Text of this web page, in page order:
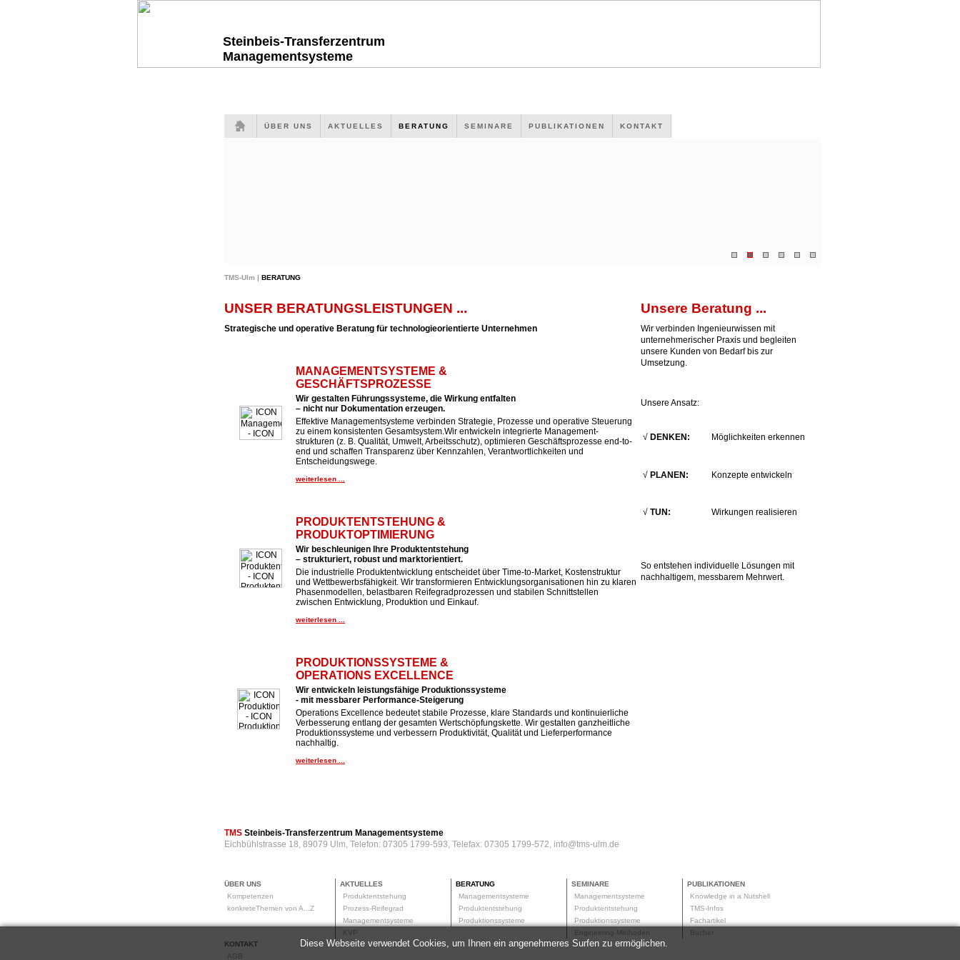
Steinbeis-Transferzentrum
Managementsysteme
ÜBER UNS AKTUELLES BERATUNG SEMINARE PUBLIKATIONEN KONTAKT
TMS-Ulm | BERATUNG
UNSER BERATUNGSLEISTUNGEN ...
Strategische und operative Beratung für technologieorientierte Unternehmen
MANAGEMENTSYSTEME &
GESCHÄFTSPROZESSE
Wir gestalten Führungssysteme, die Wirkung entfalten
– nicht nur Dokumentation erzeugen.
Effektive Managementsysteme verbinden Strategie, Prozesse und operative Steuerung
zu einem konsistenten Gesamtsystem.Wir entwickeln integrierte Management-
strukturen (z. B. Qualität, Umwelt, Arbeitsschutz), optimieren Geschäftsprozesse end-to-
end und schaffen Transparenz über Kennzahlen, Verantwortlichkeiten und
Entscheidungswege.
weiterlesen ...
PRODUKTENTSTEHUNG &
PRODUKTOPTIMIERUNG
Wir beschleunigen Ihre Produktentstehung
– strukturiert, robust und marktorientiert.
Die industrielle Produktentwicklung entscheidet über Time-to-Market, Kostenstruktur
und Wettbewerbsfähigkeit. Wir transformieren Entwicklungsorganisationen hin zu klaren
Phasenmodellen, belastbaren Reifegradprozessen und stabilen Schnittstellen
zwischen Entwicklung, Produktion und Einkauf.
weiterlesen ...
PRODUKTIONSSYSTEME &
OPERATIONS EXCELLENCE
Wir entwickeln leistungsfähige Produktionssysteme
- mit messbarer Performance-Steigerung
Operations Excellence bedeutet stabile Prozesse, klare Standards und kontinuierliche
Verbesserung entlang der gesamten Wertschöpfungskette. Wir gestalten ganzheitliche
Produktionssysteme und verbessern Produktivität, Qualität und Lieferperformance
nachhaltig.
weiterlesen ...
Unsere Beratung ...
Wir verbinden Ingenieurwissen mit
unternehmerischer Praxis und begleiten
unsere Kunden von Bedarf bis zur
Umsetzung.
Unsere Ansatz:
√ DENKEN: Möglichkeiten erkennen
√ PLANEN: Konzepte entwickeln
√ TUN: Wirkungen realisieren
So entstehen individuelle Lösungen mit
nachhaltigem, messbarem Mehrwert.
TMS Steinbeis-Transferzentrum Managementsysteme
Eichbühlstrasse 18, 89079 Ulm, Telefon: 07305 1799-593, Telefax: 07305 1799-572, info@tms-ulm.de
ÜBER UNS
Kompetenzen
konkreteThemen von A...Z
AKTUELLES
Produktentstehung
Prozess-Reifegrad
Managementsysteme
KVP
BERATUNG
Managementsysteme
Produktentstehung
Produktionssysteme
SEMINARE
Managementsysteme
Produktentstehung
Produktionssysteme
Engineering-Methoden
PUBLIKATIONEN
Knowledge in a Nutshell
TMS-Infos
Fachartikel
Bücher
KONTAKT
AGB
Diese Webseite verwendet Cookies, um Ihnen ein angenehmeres Surfen zu ermöglichen.